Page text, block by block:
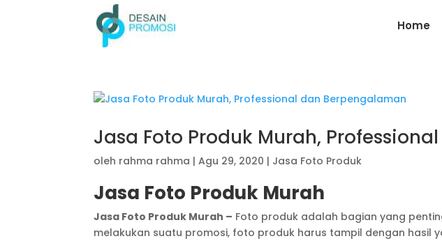
Home
Jasa Foto Produk Murah,
oleh rahma rahma |Agu 29, 2020 | Jasa Foto Produk
Jasa Foto Produk Murah
Jasa Foto Produk Murah – Foto produk adalah bagian yang
melakukan suatu promosi, foto produk harus tampil dengan hasil